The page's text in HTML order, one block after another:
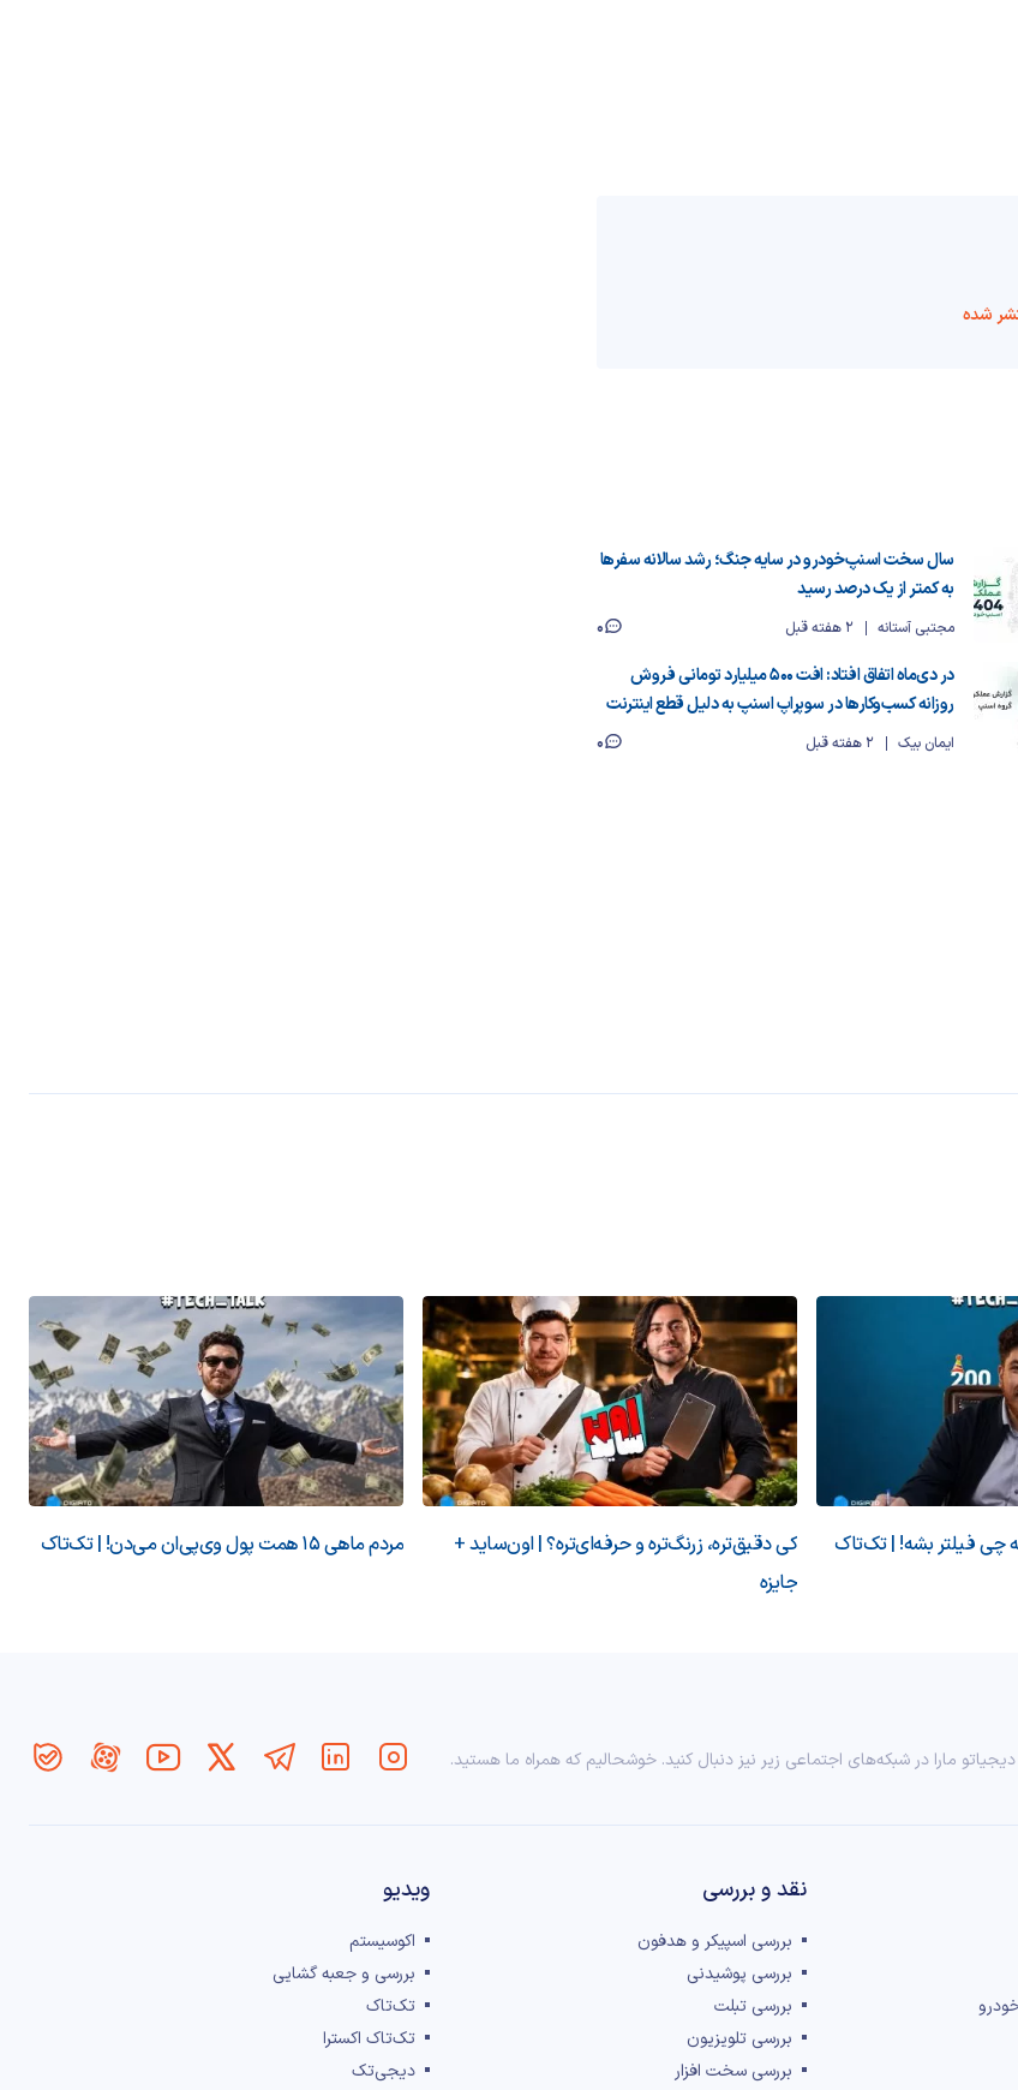
شده
سال سخت اسنپ‌خودرو در سایه جنگ؛ رشد سالانه سفرها
به کمتر از یک درصد رسید
مجتبی آستانه 2 هفته قبل
0
در دی‌ماه اتفاق افتاد: افت ۵۰۰ میلیارد تومانی فروش
روزانه کسب‌وکارها در سوپراپ اسنپ به دلیل قطع اینترنت
ایمان بیک 2 هفته قبل 0
فیلتر بشه! | تک‌تاک
کی دقیق‌تره، زرنگ‌تره و حرفه‌ای‌تره؟ | اون‌ساید +
جایزه
مردم ماهی ۱۵ همت پول وی‌پی‌ان می‌دن! | تک‌تاک
مارا در شبکه‌های اجتماعی زیر نیز دنبال کنید. خوشحالیم که همراه ما هستید.
نقد و بررسی‌
بررسی اسپیکر و هدفون
بررسی پوشیدنی
بررسی تبلت
بررسی تلویزیون
بررسی سخت افزار
ویدیو
اکوسیستم
بررسی و جعبه گشایی
تک‌تاک
تک‌تاک اکسترا
دیجی‌تک